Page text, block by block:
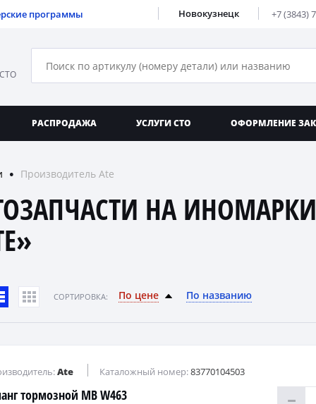
программы Новокузнецк +7 (3843)
РАСПРОДАЖА УСЛУГИ СТО ОФОРМЛЕНИЕ
● Производитель Ate
НА
CОРТИРОВКА: По цене По названию
тормозной MB W463
Ate Каталожный номер:83770104503